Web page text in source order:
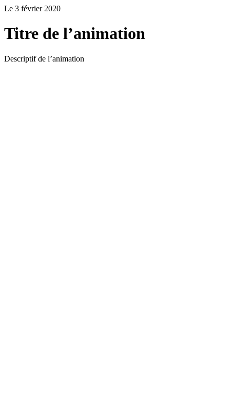
Le 3 février 2020
Titre de l’animation
Descriptif de l’animation